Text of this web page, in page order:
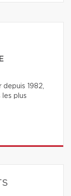
1982,
plus